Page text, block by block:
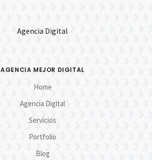
Agencia Digital
AGENCIA MEJOR DIGITAL
Home
Agencia Digital
Servicios
Portfolio
Blog